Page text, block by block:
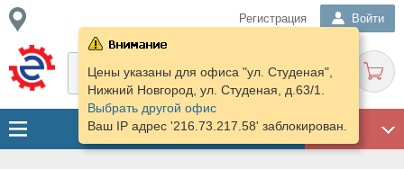
Регистрация Войти
ГАРАЖ
Цены указаны для офиса "ул. Студеная",
Нижний Новгород, ул. Студеная, д.63/1.
Выбрать другой офис
Ваш IP адрес '216.73.217.58' заблокирован.